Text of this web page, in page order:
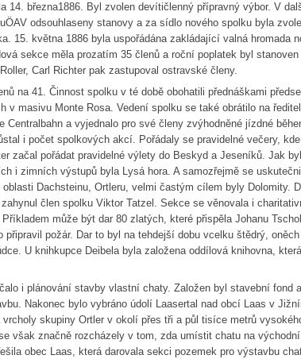
14. března1886. Byl zvolen devítičlenný přípravný výbor. V
odsouhlaseny stanovy a za sídlo nového spolku byla
15. května 1886 byla uspořádána zakládající valná hromada
sekce měla prozatím 35 členů a roční poplatek byl
Carl Richter pak zastupoval ostravské členy.
na 41. Činnost spolku v té době obohatili přednáškami
v masivu Monte Rosa. Vedení spolku se také obrátilo na
Centralbahn a vyjednalo pro své členy zvýhodněné jízdné
i počet spolkových akcí. Pořádaly se pravidelné večery,
začal pořádat pravidelné výlety do Beskyd a Jeseníků. Jak
i zimních výstupů byla Lysá hora. A samozřejmě se
Dachsteinu, Ortleru, velmi častým cílem byly Dolomity.
člen spolku Viktor Tatzel. Sekce se věnovala i
může být dar 80 zlatých, které přispěla Johanu
připravil požár. Dar to byl na tehdejší dobu vcelku štědrý,
U knihkupce Deibela byla založena oddílová knihovna,
i plánování stavby vlastní chaty. Založen byl stavební fond
Nakonec bylo vybráno údolí Laasertal nad obcí Laas v
skupiny Ortler v okolí přes tři a půl tisíce metrů
však značně rozcházely v tom, zda umístit chatu na
obec Laas, která darovala sekci pozemek pro výstavbu